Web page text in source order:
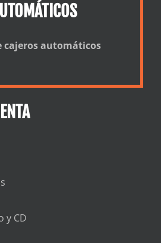
cajeros automáticos
y CD